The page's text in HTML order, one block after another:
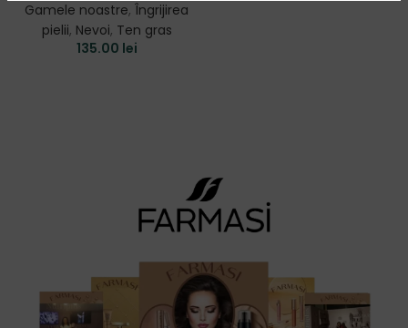
Gamele noastre, Îngrijirea
pielii, Nevoi, Ten gras
135.00 lei